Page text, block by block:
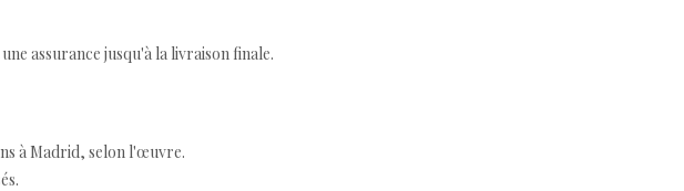
assurance jusqu'à la livraison finale.
à Madrid, selon l'œuvre.